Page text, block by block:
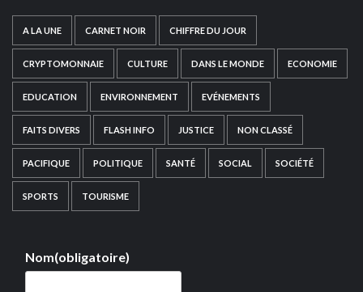
A LA UNE CARNET NOIR CHIFFRE DU JOUR
CRYPTOMONNAIE CULTURE DANS LE MONDE ECONOMIE
EDUCATION ENVIRONNEMENT EVÉNEMENTS
FAITS DIVERS FLASH INFO JUSTICE NON CLASSÉ
PACIFIQUE POLITIQUE SANTÉ SOCIAL SOCIÉTÉ
SPORTS TOURISME
Nom(obligatoire)